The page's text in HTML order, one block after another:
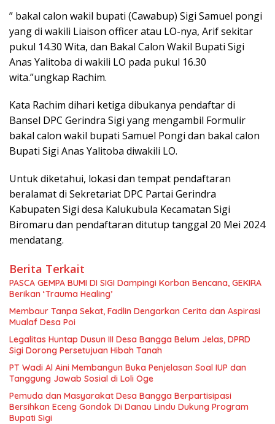
” bakal calon wakil bupati (Cawabup) Sigi Samuel pongi
yang di wakili Liaison officer atau LO-nya, Arif sekitar
pukul 14.30 Wita, dan Bakal Calon Wakil Bupati Sigi
Anas Yalitoba di wakili LO pada pukul 16.30
wita.”ungkap Rachim.
Kata Rachim dihari ketiga dibukanya pendaftar di
Bansel DPC Gerindra Sigi yang mengambil Formulir
bakal calon wakil bupati Samuel Pongi dan bakal calon
Bupati Sigi Anas Yalitoba diwakili LO.
Untuk diketahui, lokasi dan tempat pendaftaran
beralamat di Sekretariat DPC Partai Gerindra
Kabupaten Sigi desa Kalukubula Kecamatan Sigi
Biromaru dan pendaftaran ditutup tanggal 20 Mei 2024
mendatang.
Berita Terkait
PASCA GEMPA BUMI DI SIGI Dampingi Korban Bencana, GEKIRA
Berikan ‘Trauma Healing’
Membaur Tanpa Sekat, Fadlin Dengarkan Cerita dan Aspirasi
Mualaf Desa Poi
Legalitas Huntap Dusun III Desa Bangga Belum Jelas, DPRD
Sigi Dorong Persetujuan Hibah Tanah
PT Wadi Al Aini Membangun Buka Penjelasan Soal IUP dan
Tanggung Jawab Sosial di Loli Oge
Pemuda dan Masyarakat Desa Bangga Berpartisipasi
Bersihkan Eceng Gondok Di Danau Lindu Dukung Program
Bupati Sigi